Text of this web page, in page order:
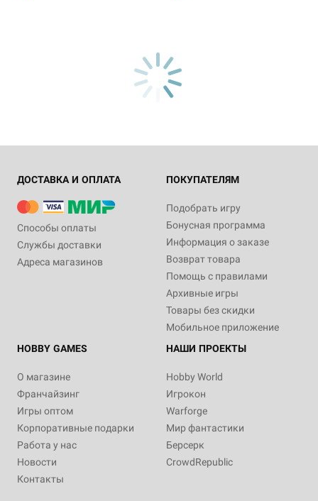
ДОСТАВКА И ОПЛАТА
Способы оплаты
Службы доставки
Адреса магазинов
ПОКУПАТЕЛЯМ
Подобрать игру
Бонусная программа
Информация о заказе
Возврат товара
Помощь с правилами
Архивные игры
Товары без скидки
Мобильное приложение
HOBBY GAMES
О магазине
Франчайзинг
Игры оптом
Корпоративные подарки
Работа у нас
Новости
Контакты
НАШИ ПРОЕКТЫ
Hobby World
Игрокон
Warforge
Мир фантастики
Берсерк
CrowdRepublic